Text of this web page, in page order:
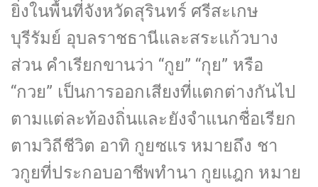
ยิ่งในพื้นที่จังหวัดสุรินทร์ ศรีสะเกษ
บุรีรัมย์ อุบลราชธานีและสระแก้วบาง
ส่วน คำเรียกขานว่า “กูย” “กุย” หรือ
“กวย” เป็นการออกเสียงที่แตกต่างกันไป
ตามแต่ละท้องถิ่นและยังจำแนกชื่อเรียก
ตามวิถีชีวิต อาทิ กูยซแร หมายถึง ชา
วกูยที่ประกอบอาชีพทำนา กูยแฎก หมาย